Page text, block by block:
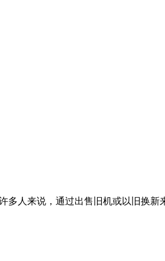
人来说，通过出售旧机或以旧换